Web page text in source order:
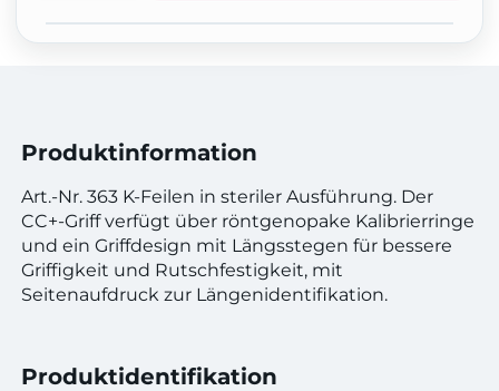
Produktinformation
Art.-Nr. 363 K-Feilen in steriler Ausführung. Der
CC+-Griff verfügt über röntgenopake Kalibrierringe
und ein Griffdesign mit Längsstegen für bessere
Griffigkeit und Rutschfestigkeit, mit
Seitenaufdruck zur Längenidentifikation.
Produktidentifikation